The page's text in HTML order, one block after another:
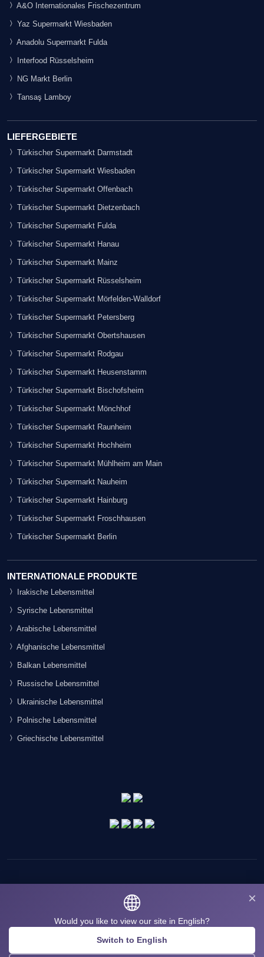
Would you like to view our site in English?
Switch to English
×
A&O Internationales Frischezentrum
Yaz Supermarkt Wiesbaden
Anadolu Supermarkt Fulda
Interfood Rüsselsheim
NG Markt Berlin
Tansaş Lamboy
LIEFERGEBIETE
Türkischer Supermarkt Darmstadt
Türkischer Supermarkt Wiesbaden
Türkischer Supermarkt Offenbach
Türkischer Supermarkt Dietzenbach
Türkischer Supermarkt Fulda
Türkischer Supermarkt Hanau
Türkischer Supermarkt Mainz
Türkischer Supermarkt Rüsselsheim
Türkischer Supermarkt Mörfelden-Walldorf
Türkischer Supermarkt Petersberg
Türkischer Supermarkt Obertshausen
Türkischer Supermarkt Rodgau
Türkischer Supermarkt Heusenstamm
Türkischer Supermarkt Bischofsheim
Türkischer Supermarkt Mönchhof
Türkischer Supermarkt Raunheim
Türkischer Supermarkt Hochheim
Türkischer Supermarkt Mühlheim am Main
Türkischer Supermarkt Nauheim
Türkischer Supermarkt Hainburg
Türkischer Supermarkt Froschhausen
Türkischer Supermarkt Berlin
INTERNATIONALE PRODUKTE
Irakische Lebensmittel
Syrische Lebensmittel
Arabische Lebensmittel
Afghanische Lebensmittel
Balkan Lebensmittel
Russische Lebensmittel
Ukrainische Lebensmittel
Polnische Lebensmittel
Griechische Lebensmittel
© 2026 Morgenmarkt.de GmbH. Alle Rechte vorbehalten.